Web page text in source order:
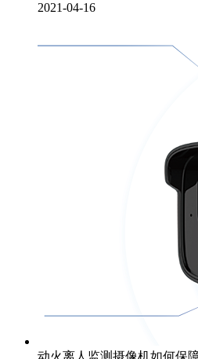
2021-04-16
动火离人监测摄像机如何保